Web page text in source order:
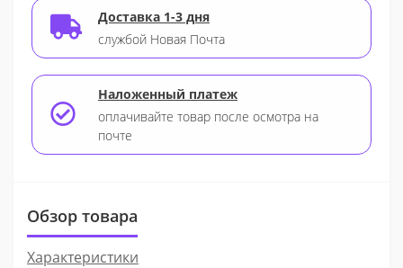
Доставка 1-3 дня
службой Новая Почта
Наложенный платеж
оплачивайте товар после осмотра на
почте
Обзор товара
Характеристики